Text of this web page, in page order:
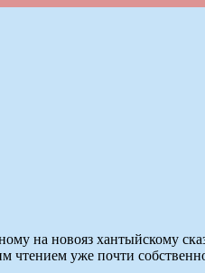
на новояз хантыйскому
чтением уже почти